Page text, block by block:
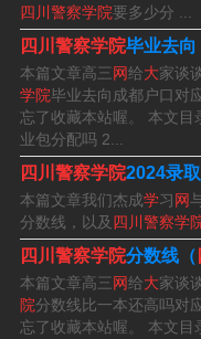
根据四川警察学院官
安学、侦查学、禁毒
700元/学年，刑事科
执法、安全防范工程
年。
四川警察学院面
1、招的。四川警察学
业生，包括外省学生
四川警察学院要多少分 ...
四川警察学院毕业去向
本篇文章高三网给大家谈
学院毕业去向成都户口对
忘了收藏本站喔。 本文目
业包分配吗 2...
四川警察学院2024录
本篇文章我们杰成学习网
分数线，以及 四川警察学
四川警察学院分数线（
本篇文章高三网给大家谈
院分数线比一本还高吗对
忘了收藏本站喔。 本文目